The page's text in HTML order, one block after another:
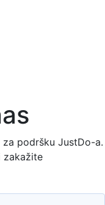
podršku JustDo-a.
zakažite